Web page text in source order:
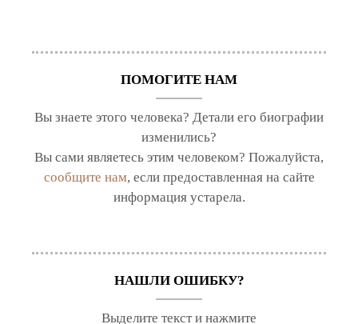
ПОМОГИТЕ НАМ
Вы знаете этого человека? Детали его биографии
изменились?
Вы сами являетесь этим человеком? Пожалуйста,
сообщите нам, если предоставленная на сайте
информация устарела.
НАШЛИ ОШИБКУ?
Выделите текст и нажмите